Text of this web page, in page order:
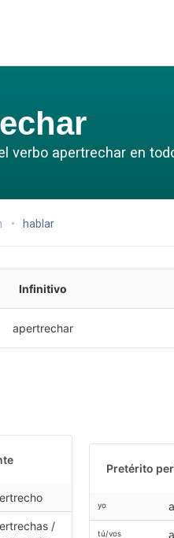
verbo apertrechar en
hablar
Infinitivo
apertrechar
/
Pretérito
yo
tú/vos